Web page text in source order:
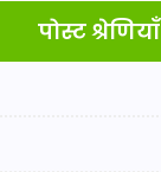
पोस्ट श्रेणियाँ